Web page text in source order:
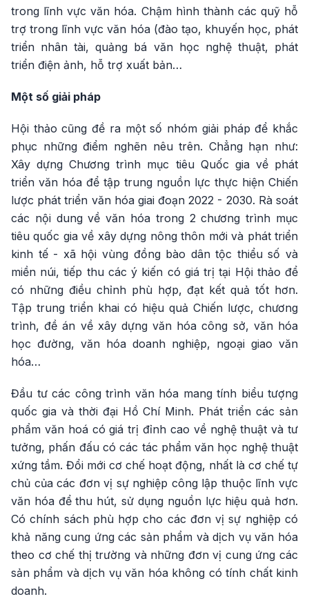
trong lĩnh vực văn hóa. Chậm hình thành các quỹ hỗ
trợ trong lĩnh vực văn hóa (đào tạo, khuyến học, phát
triển nhân tài, quảng bá văn học nghệ thuật, phát
triển điện ảnh, hỗ trợ xuất bản…
Một số giải pháp
Hội thảo cũng đề ra một số nhóm giải pháp để khắc
phục những điểm nghẽn nêu trên. Chẳng hạn như:
Xây dựng Chương trình mục tiêu Quốc gia về phát
triển văn hóa để tập trung nguồn lực thực hiện Chiến
lược phát triển văn hóa giai đoạn 2022 - 2030. Rà soát
các nội dung về văn hóa trong 2 chương trình mục
tiêu quốc gia về xây dựng nông thôn mới và phát triển
kinh tế - xã hội vùng đồng bào dân tộc thiểu số và
miền núi, tiếp thu các ý kiến có giá trị tại Hội thảo để
có những điều chỉnh phù hợp, đạt kết quả tốt hơn.
Tập trung triển khai có hiệu quả Chiến lược, chương
trình, đề án về xây dựng văn hóa công sở, văn hóa
học đường, văn hóa doanh nghiệp, ngoại giao văn
hóa…
Đầu tư các công trình văn hóa mang tính biểu tượng
quốc gia và thời đại Hồ Chí Minh. Phát triển các sản
phẩm văn hoá có giá trị đỉnh cao về nghệ thuật và tư
tưởng, phấn đấu có các tác phẩm văn học nghệ thuật
xứng tầm. Đổi mới cơ chế hoạt động, nhất là cơ chế tự
chủ của các đơn vị sự nghiệp công lập thuộc lĩnh vực
văn hóa để thu hút, sử dụng nguồn lực hiệu quả hơn.
Có chính sách phù hợp cho các đơn vị sự nghiệp có
khả năng cung ứng các sản phẩm và dịch vụ văn hóa
theo cơ chế thị trường và những đơn vị cung ứng các
sản phẩm và dịch vụ văn hóa không có tính chất kinh
doanh.